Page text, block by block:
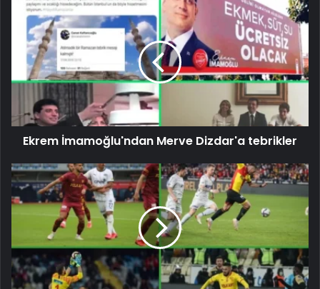
Ekrem İmamoğlu'ndan Merve Dizdar'a tebrikler